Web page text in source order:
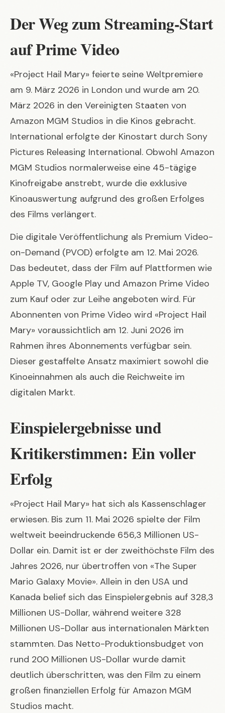
Der Weg zum Streaming-Start
auf Prime Video
«Project Hail Mary» feierte seine Weltpremiere
am 9. März 2026 in London und wurde am 20.
März 2026 in den Vereinigten Staaten von
Amazon MGM Studios in die Kinos gebracht.
International erfolgte der Kinostart durch Sony
Pictures Releasing International. Obwohl Amazon
MGM Studios normalerweise eine 45-tägige
Kinofreigabe anstrebt, wurde die exklusive
Kinoauswertung aufgrund des großen Erfolges
des Films verlängert.
Die digitale Veröffentlichung als Premium Video-
on-Demand (PVOD) erfolgte am 12. Mai 2026.
Das bedeutet, dass der Film auf Plattformen wie
Apple TV, Google Play und Amazon Prime Video
zum Kauf oder zur Leihe angeboten wird. Für
Abonnenten von Prime Video wird «Project Hail
Mary» voraussichtlich am 12. Juni 2026 im
Rahmen ihres Abonnements verfügbar sein.
Dieser gestaffelte Ansatz maximiert sowohl die
Kinoeinnahmen als auch die Reichweite im
digitalen Markt.
Einspielergebnisse und
Kritikerstimmen: Ein voller
Erfolg
«Project Hail Mary» hat sich als Kassenschlager
erwiesen. Bis zum 11. Mai 2026 spielte der Film
weltweit beeindruckende 656,3 Millionen US-
Dollar ein. Damit ist er der zweithöchste Film des
Jahres 2026, nur übertroffen von «The Super
Mario Galaxy Movie». Allein in den USA und
Kanada belief sich das Einspielergebnis auf 328,3
Millionen US-Dollar, während weitere 328
Millionen US-Dollar aus internationalen Märkten
stammten. Das Netto-Produktionsbudget von
rund 200 Millionen US-Dollar wurde damit
deutlich überschritten, was den Film zu einem
großen finanziellen Erfolg für Amazon MGM
Studios macht.